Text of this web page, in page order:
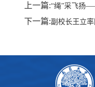
上一篇:“绳”采飞扬
下一篇:副校长王立